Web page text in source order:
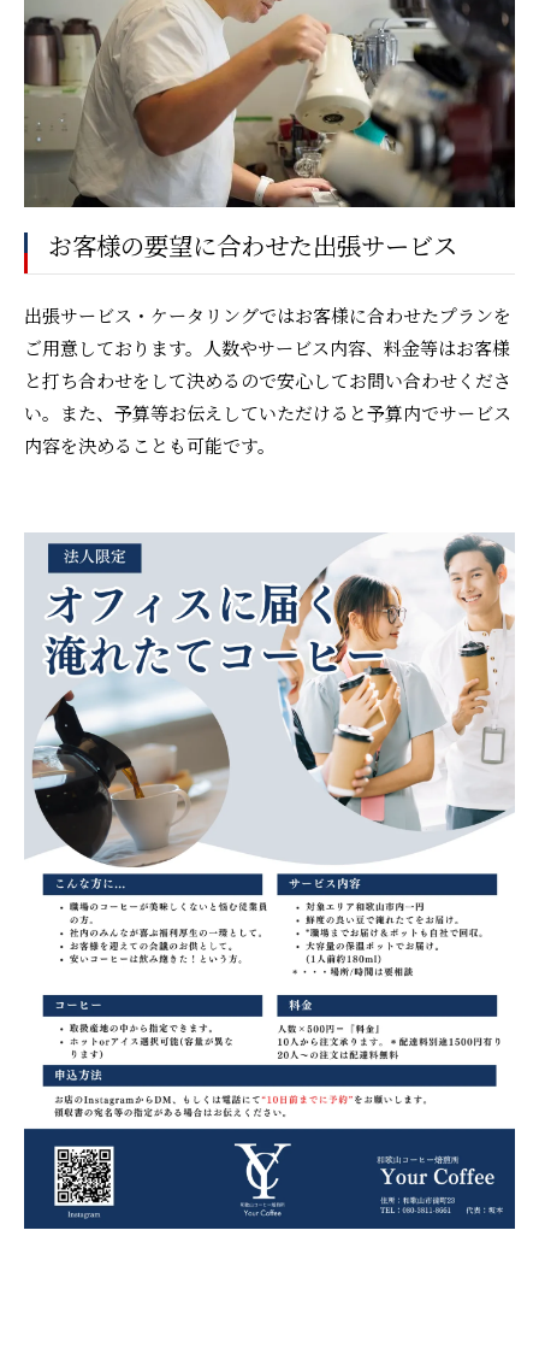
お客様の要望に合わせた出張サービス
出張サービス・ケータリングではお客様に合わせたプランを
ご用意しております。人数やサービス内容、料金等はお客様
と打ち合わせをして決めるので安心してお問い合わせくださ
い。また、予算等お伝えしていただけると予算内でサービス
内容を決めることも可能です。